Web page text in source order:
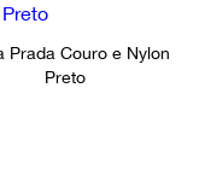
Prada Couro e Nylon
Preto